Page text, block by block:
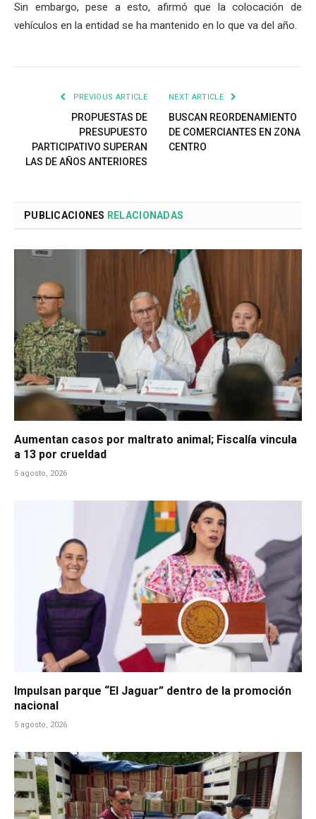
Sin embargo, pese a esto, afirmó que la colocación de
vehículos en la entidad se ha mantenido en lo que va del año.
PREVIOUS ARTICLE
PROPUESTAS DE
PRESUPUESTO
PARTICIPATIVO SUPERAN
LAS DE AÑOS ANTERIORES
NEXT ARTICLE
BUSCAN REORDENAMIENTO
DE COMERCIANTES EN ZONA
CENTRO
PUBLICACIONES RELACIONADAS
Aumentan casos por maltrato animal; Fiscalía vincula
a 13 por crueldad
5 agosto, 2026
Impulsan parque “El Jaguar” dentro de la promoción
nacional
5 agosto, 2026